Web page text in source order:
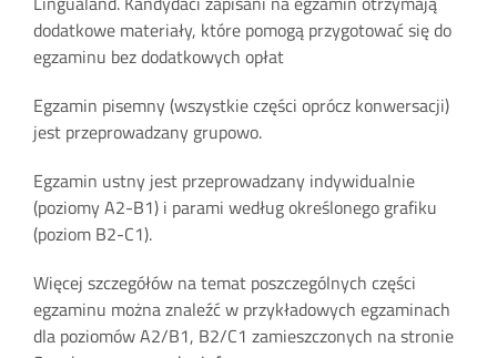
dodatkowe materiały, które pomogą przygotować się do
egzaminu bez dodatkowych opłat
Egzamin pisemny (wszystkie części oprócz konwersacji)
jest przeprowadzany grupowo.
Egzamin ustny jest przeprowadzany indywidualnie
(poziomy A2-B1) i parami według określonego grafiku
(poziom B2-C1).
Więcej szczegółów na temat poszczególnych części
egzaminu można znaleźć w przykładowych egzaminach
dla poziomów A2/B1, B2/C1 zamieszczonych na stronie